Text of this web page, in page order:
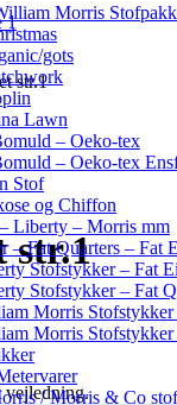
Morris
gots
Lawn
– Oeko-tex
– Oeko-tex
Stof
og Chiffon
Liberty – Morris mm
– Fat Quarters – Fat
Stofstykker – Fat
Stofstykker – Fat
Morris Stofstykker
Morris Stofstykker
/ Morris & Co stof
str.1
str.1
vejledning.